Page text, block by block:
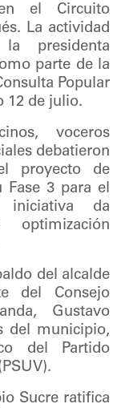
el Circuito
La actividad
presidenta
parte de la
Popular
12 de julio.
voceros
debatieron
proyecto de
Fase 3 para el
iniciativa da
del alcalde
del Consejo
Gustavo
del municipio,
del Partido
Sucre ratifica